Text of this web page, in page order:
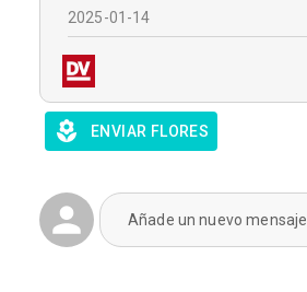
2025-01-14
ENVIAR FLORES
Añade un nuevo mensaje